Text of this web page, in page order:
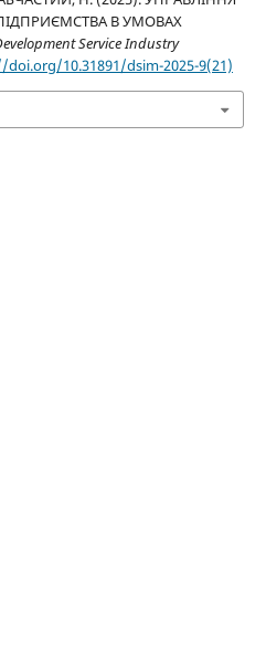
В УМОВАХ
Service Industry
10.31891/dsim-2025-9(21)